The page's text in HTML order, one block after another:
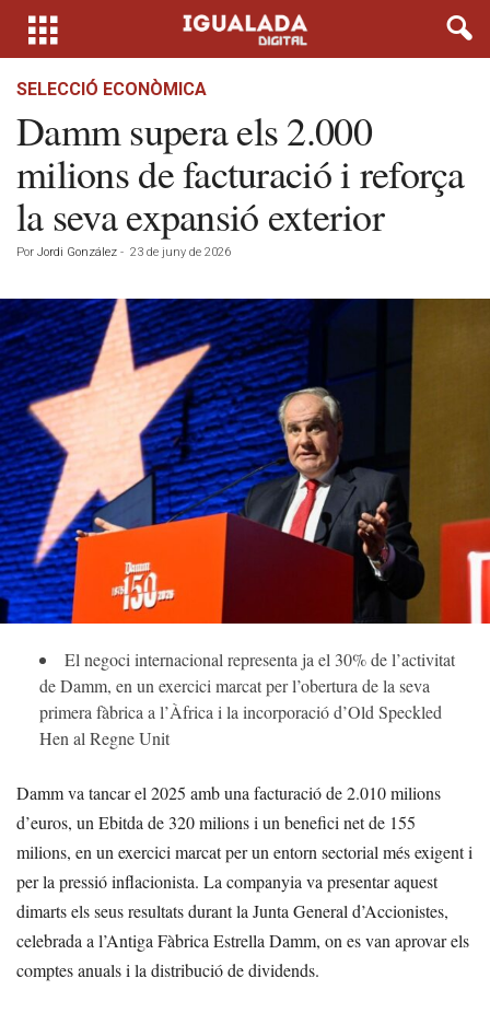
SELECCIÓ ECONÒMICA
Damm supera els 2.000
milions de facturació i reforça
la seva expansió exterior
Por Jordi González - 23 de juny de 2026
El negoci internacional representa ja el 30% de l’activitat
de Damm, en un exercici marcat per l’obertura de la seva
primera fàbrica a l’Àfrica i la incorporació d’Old Speckled
Hen al Regne Unit
Damm va tancar el 2025 amb una facturació de 2.010 milions
d’euros, un Ebitda de 320 milions i un benefici net de 155
milions, en un exercici marcat per un entorn sectorial més exigent i
per la pressió inflacionista. La companyia va presentar aquest
dimarts els seus resultats durant la Junta General d’Accionistes,
celebrada a l’Antiga Fàbrica Estrella Damm, on es van aprovar els
comptes anuals i la distribució de dividends.